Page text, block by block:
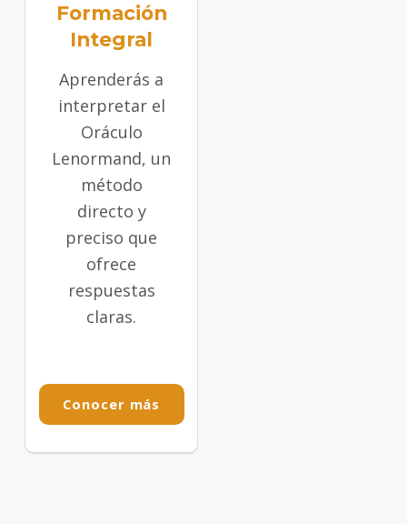
Formación
Integral
Aprenderás a
interpretar el
Oráculo
Lenormand, un
método
directo y
preciso que
ofrece
respuestas
claras.
Conocer más